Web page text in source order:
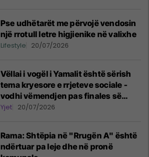
Pse udhëtarët me përvojë vendosin
një rrotull letre higjienike në valixhe
Lifestyle 20/07/2026
Vëllai i vogël i Yamalit është sërish
tema kryesore e rrjeteve sociale -
vodhi vëmendjen pas finales së
Kupës së Botës
Yjet 20/07/2026
Rama: Shtëpia në "Rrugën A" është
ndërtuar pa leje dhe në pronë